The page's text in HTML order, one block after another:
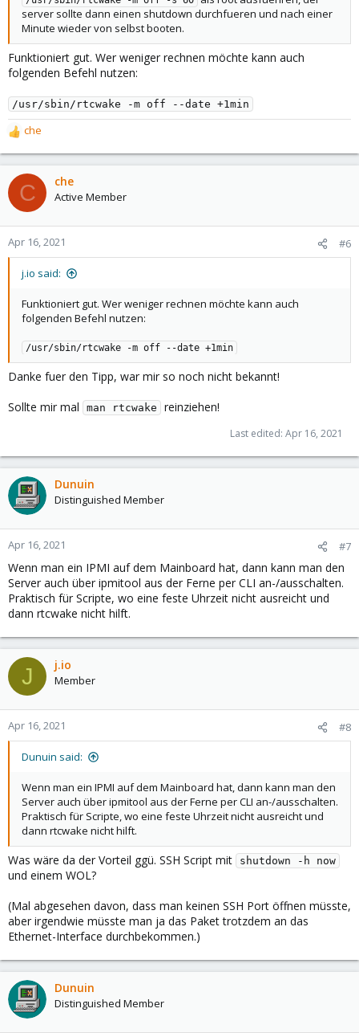
server sollte dann einen shutdown durchfueren und nach einer
Minute wieder von selbst booten.
Funktioniert gut. Wer weniger rechnen möchte kann auch
folgenden Befehl nutzen:
/usr/sbin/rtcwake -m off --date +1min
R
e
a
c
t
o
n
che
C che
Active Member
Apr 16, 2021 #6
j.io said:
Funktioniert gut. Wer weniger rechnen möchte kann auch
folgenden Befehl nutzen:
/usr/sbin/rtcwake -m off --date +1min
Danke fuer den Tipp, war mir so noch nicht bekannt!
Sollte mir mal
man rtcwake reinziehen!
Last edited: Apr 16, 2021
Dunuin
Distinguished Member
Apr 16, 2021 #7
Wenn man ein IPMI auf dem Mainboard hat, dann kann man den
Server auch über ipmitool aus der Ferne per CLI an-/ausschalten.
Praktisch für Scripte, wo eine feste Uhrzeit nicht ausreicht und
dann rtcwake nicht hilft.
J j.io
Member
Apr 16, 2021 #8
Dunuin said:
Wenn man ein IPMI auf dem Mainboard hat, dann kann man den
Server auch über ipmitool aus der Ferne per CLI an-/ausschalten.
Praktisch für Scripte, wo eine feste Uhrzeit nicht ausreicht und
dann rtcwake nicht hilft.
Was wäre da der Vorteil ggü. SSH Script mit shutdown -h now
und einem WOL?
(Mal abgesehen davon, dass man keinen SSH Port öffnen müsste,
aber irgendwie müsste man ja das Paket trotzdem an das
Ethernet-Interface durchbekommen.)
Dunuin
Distinguished Member